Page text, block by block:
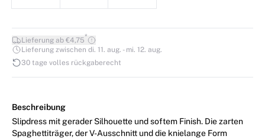
Lieferung ab €4,75*
Lieferung zwischen di. 11. aug. - mi. 12. aug.
30 tage volles rückgaberecht
Beschreibung
Slipdress mit gerader Silhouette und softem Finish. Die zarten
Spaghettiträger, der V-Ausschnitt und die knielange Form